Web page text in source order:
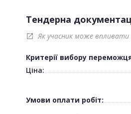
Тендерна
open_in_new Як учасник може впливати
Критерії вибору
Ціна:
Умови оплати робіт: